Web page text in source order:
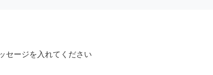
セージを入れてください